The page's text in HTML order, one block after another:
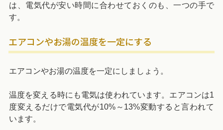
は、電気代が安い時間に合わせておくのも、一つの手で
す。
エアコンやお湯の温度を一定にする
エアコンやお湯の温度を一定にしましょう。
温度を変える時にも電気は使われています。エアコンは1
度変えるだけで電気代が10%～13%変動すると言われて
います。